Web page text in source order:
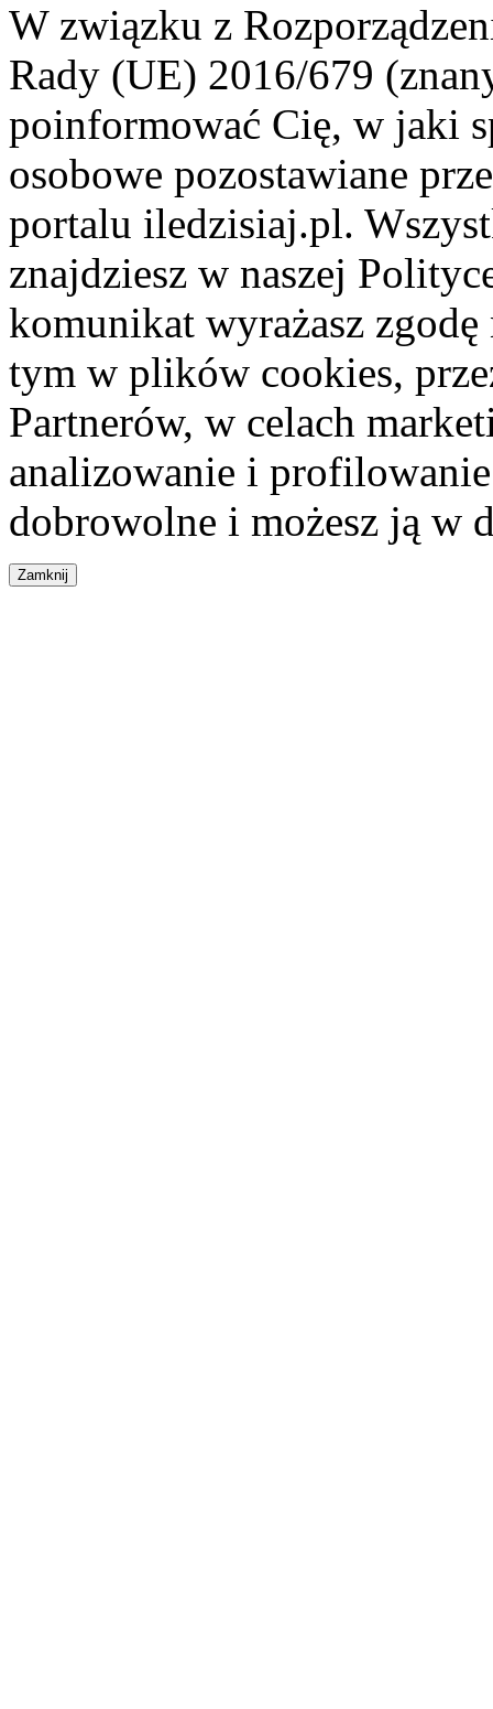
W związku z
Rady (UE) 2016/679
poinformować Cię, w jaki
osobowe pozostawiane
portalu iledzisiaj.pl.
znajdziesz w naszej
komunikat wyrażasz
tym w plików cookies,
Partnerów, w celach
analizowanie i
dobrowolne i możesz ją w